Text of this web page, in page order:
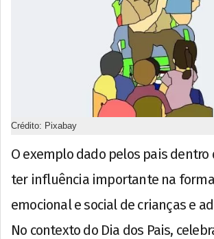
Crédito: Pixabay
O exemplo dado pelos pais dentro
ter influência importante na
emocional e social de crianças e
No contexto do Dia dos Pais,